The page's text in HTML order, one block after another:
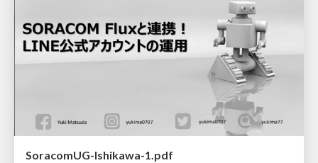
SoracomUG-Ishikawa-1.pdf